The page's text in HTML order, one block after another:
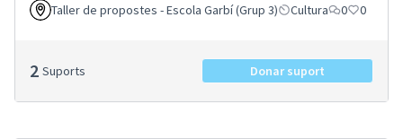
Taller de propostes - Escola Garbí (Grup 3) Cultura 0 0
2 Suports Donar suport